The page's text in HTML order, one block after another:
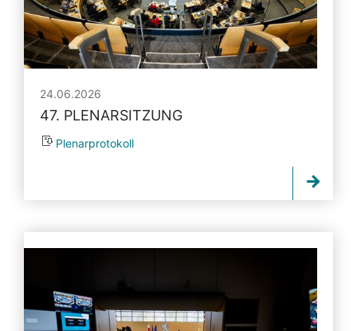
24.06.2026
47. PLENARSITZUNG
Plenarprotokoll